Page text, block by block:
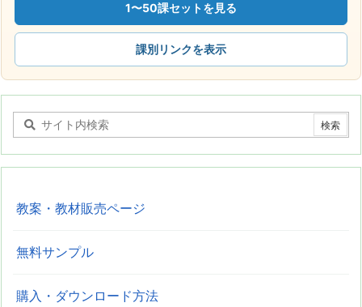
1〜50課セットを見る
課別リンクを表示
教案・教材販売ページ
無料サンプル
購入・ダウンロード方法